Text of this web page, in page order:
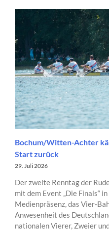
Bochum/Witten-Achter
Start zurück
29. Juli 2026
Der zweite Renntag der
mit dem Event „Die Finals“
Medienpräsenz, das Vier-
Anwesenheit des
nationalen Vierer, Zweier